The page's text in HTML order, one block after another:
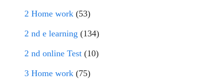
2 Home work (53)
2 nd e learning (134)
2 nd online Test (10)
3 Home work (75)